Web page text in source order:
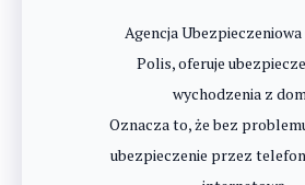
Agencja
Polis, oferuje
wychodzenia z
Oznacza to, że bez
ubezpieczenie przez